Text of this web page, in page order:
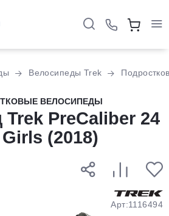
Велосипеды Trek
ВЕЛОСИПЕДЫ
PreCaliber 24
(2018)
Арт:1116494